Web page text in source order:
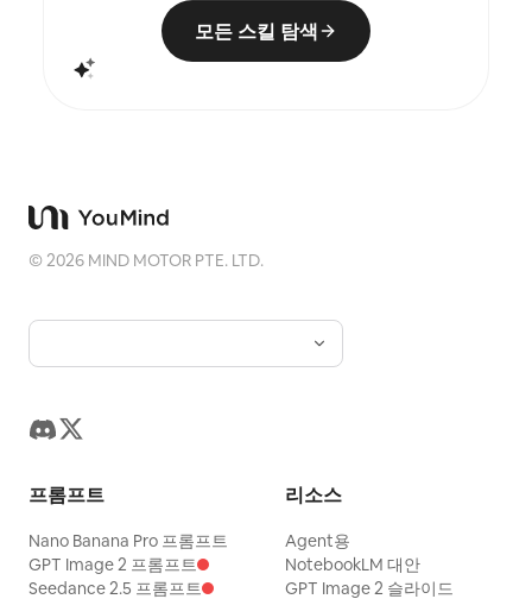
모든 스킬 탐색
©2026 MIND MOTOR PTE. LTD.
프롬프트
Nano Banana Pro 프롬프트
GPT Image 2 프롬프트
Seedance 2.5 프롬프트
리소스
Agent용
NotebookLM 대안
GPT Image 2 슬라이드